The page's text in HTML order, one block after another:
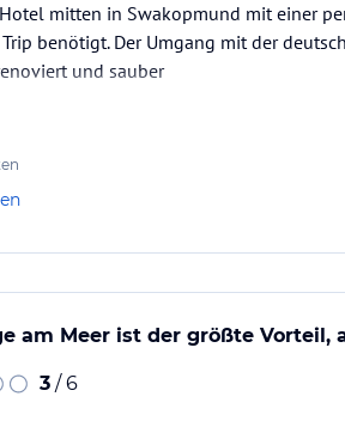
mitten in Swakopmund mit einer
benötigt. Der Umgang mit der
und sauber
am Meer ist der größte Vorteil,
3 / 6